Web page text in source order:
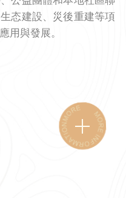
态建設、災後重建等項
用與發展。